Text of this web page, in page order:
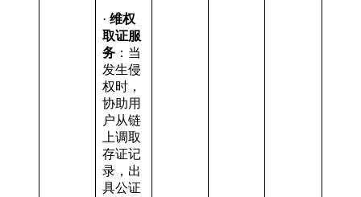
· 维权
取证服
务 ：当
发生侵
权时，
协助用
户从链
上调取
存证记
录，出
具公证